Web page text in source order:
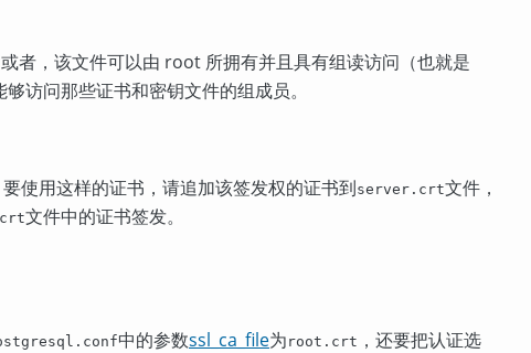
者，该文件可以由 root 所拥有并且具有组读访问（也就是
访问那些证书和密钥文件的组成员。
使用这样的证书，请追加该签发权的证书到server.crt文件，
文件中的证书签发。
中的参数ssl_ca_file为 root.crt ，还要把认证选